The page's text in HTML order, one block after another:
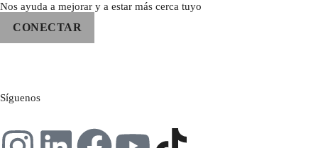
Nos ayuda a mejorar y a estar más cerca tuyo
CONECTAR
Síguenos